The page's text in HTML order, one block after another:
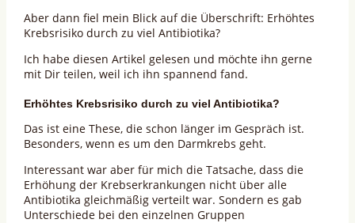
Aber dann fiel mein Blick auf die Überschrift: Erhöhtes
Krebsrisiko durch zu viel Antibiotika?
Ich habe diesen Artikel gelesen und möchte ihn gerne
mit Dir teilen, weil ich ihn spannend fand.
Erhöhtes Krebsrisiko durch zu viel Antibiotika?
Das ist eine These, die schon länger im Gespräch ist.
Besonders, wenn es um den Darmkrebs geht.
Interessant war aber für mich die Tatsache, dass die
Erhöhung der Krebserkrankungen nicht über alle
Antibiotika gleichmäßig verteilt war. Sondern es gab
Unterschiede bei den einzelnen Gruppen